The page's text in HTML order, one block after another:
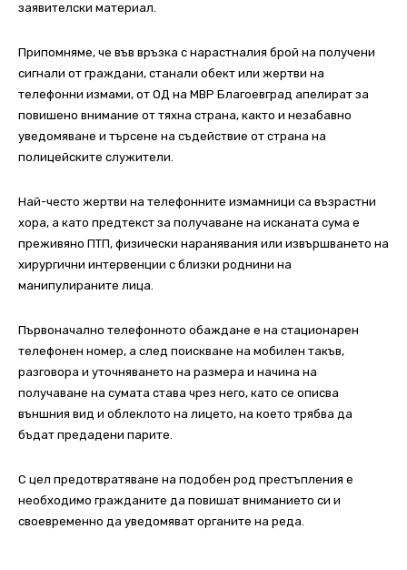
заявителски материал.
Припомняме, че във връзка с нарастналия брой на получени
сигнали от граждани, станали обект или жертви на
телефонни измами, от ОД на МВР Благоевград апелират за
повишено внимание от тяхна страна, както и незабавно
уведомяване и търсене на съдействие от страна на
полицейските служители.
Най-често жертви на телефонните измамници са възрастни
хора, а като предтекст за получаване на исканата сума е
преживяно ПТП, физически наранявания или извършването на
хирургични интервенции с близки роднини на
манипулираните лица.
Първоначално телефонното обаждане е на стационарен
телефонен номер, а след поискване на мобилен такъв,
разговора и уточняването на размера и начина на
получаване на сумата става чрез него, като се описва
външния вид и облеклото на лицето, на което трябва да
бъдат предадени парите.
С цел предотвратяване на подобен род престъпления е
необходимо гражданите да повишат вниманието си и
своевременно да уведомяват органите на реда.